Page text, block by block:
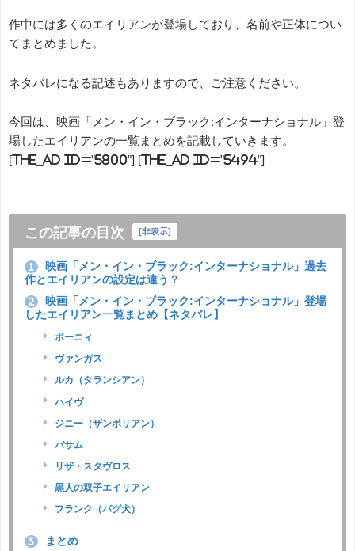
作中には多くのエイリアンが登場しており、名前や正体につい
てまとめました。
ネタバレになる記述もありますので、ご注意ください。
今回は、映画「メン・イン・ブラック:インターナショナル」登
場したエイリアンの一覧まとめを記載していきます。
[the_ad id="5800"] [the_ad id="5494"]
この記事の目次 [非表示]
1
映画「メン・イン・ブラック:インターナショナル」過去
作とエイリアンの設定は違う？
2
映画「メン・イン・ブラック:インターナショナル」登場
したエイリアン一覧まとめ【ネタバレ】
ポーニィ
ヴァンガス
ルカ（タランシアン）
ハイヴ
ジニー（ザンポリアン）
バサム
リザ・スタヴロス
黒人の双子エイリアン
フランク（パグ犬）
3 まとめ